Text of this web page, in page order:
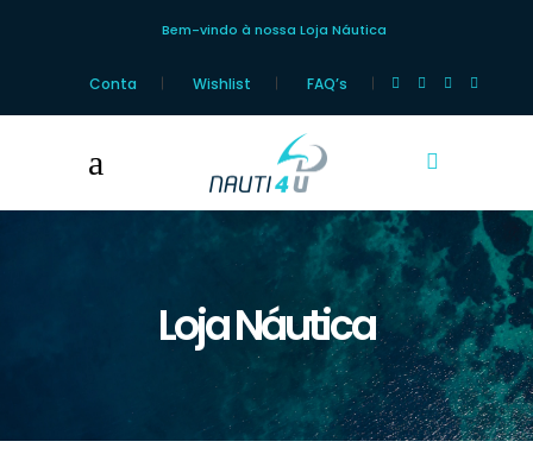
Bem-vindo à nossa Loja Náutica
Conta Wishlist FAQ’s
Loja Náutica